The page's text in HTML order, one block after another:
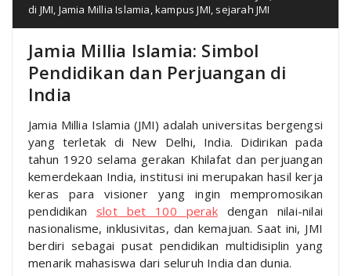
di JMI Jamia Millia Islamia ,kampus JMI sejarah JMI
Jamia Millia Islamia: Simbol
Pendidikan dan Perjuangan di
India
Jamia Millia Islamia (JMI) adalah universitas bergengsi
yang terletak di New Delhi, India. Didirikan pada
tahun 1920 selama gerakan Khilafat dan perjuangan
kemerdekaan India, institusi ini merupakan hasil kerja
keras para visioner yang ingin mempromosikan
pendidikan slot bet 100 perakdengan nilai-nilai
nasionalisme, inklusivitas, dan kemajuan. Saat ini, JMI
berdiri sebagai pusat pendidikan multidisiplin yang
menarik mahasiswa dari seluruh India dan dunia.